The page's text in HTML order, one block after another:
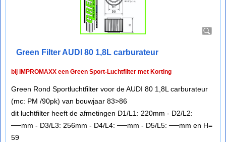
Green Filter AUDI 80 1,8L carburateur
bij IMPROMAXX een Green Sport-Luchtfilter met Korting
Green Rond Sportluchtfilter voor de AUDI 80 1,8L carburateur
(mc: PM /90pk) van bouwjaar 83>86
dit luchtfilter heeft de afmetingen D1/L1: 220mm - D2/L2:
──mm - D3/L3: 256mm - D4/L4: ──mm - D5/L5: ──mm en H=
59